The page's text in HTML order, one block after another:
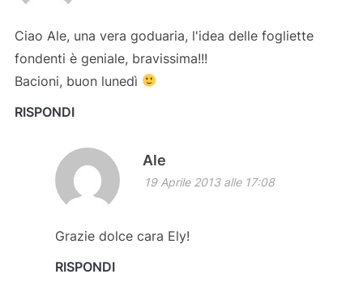
Ciao Ale, una vera goduaria, l'idea delle fogliette
fondenti è geniale, bravissima!!!
Bacioni, buon lunedì
RISPONDI
Ale
19 Aprile 2013 alle 17:08
Grazie dolce cara Ely!
RISPONDI